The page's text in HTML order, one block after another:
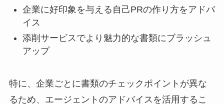
企業に好印象を与える自己PRの作り方をアドバ
イス
添削サービスでより魅力的な書類にブラッシュ
アップ
特に、企業ごとに書類のチェックポイントが異な
るため、エージェントのアドバイスを活用するこ